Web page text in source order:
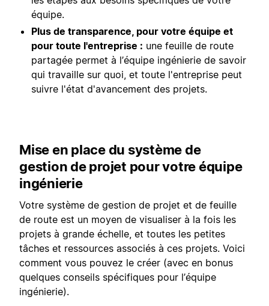
équipe.
Plus de transparence, pour votre équipe et
pour toute l'entreprise : une feuille de route
partagée permet à l’équipe ingénierie de savoir
qui travaille sur quoi, et toute l'entreprise peut
suivre l'état d'avancement des projets.
Mise en place du système de
gestion de projet pour votre équipe
ingénierie
Votre système de gestion de projet et de feuille
de route est un moyen de visualiser à la fois les
projets à grande échelle, et toutes les petites
tâches et ressources associés à ces projets. Voici
comment vous pouvez le créer (avec en bonus
quelques conseils spécifiques pour l’équipe
ingénierie).